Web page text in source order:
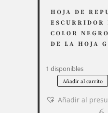
HOJA DE
ESCURRIDOR
COLOR
DE LA HOJA
1 disponibles
Repuesto
para
Añadir al carrito
Añadir al